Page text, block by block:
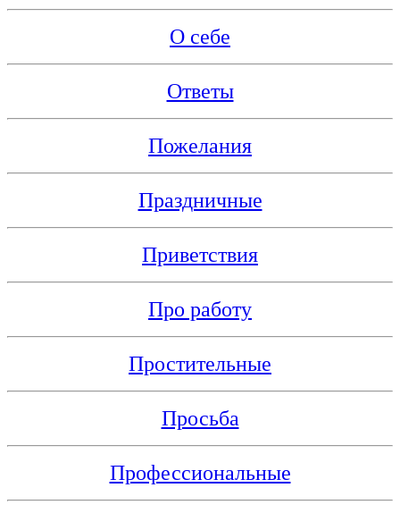
О себе
Ответы
Пожелания
Праздничные
Приветствия
Про работу
Простительные
Просьба
Профессиональные